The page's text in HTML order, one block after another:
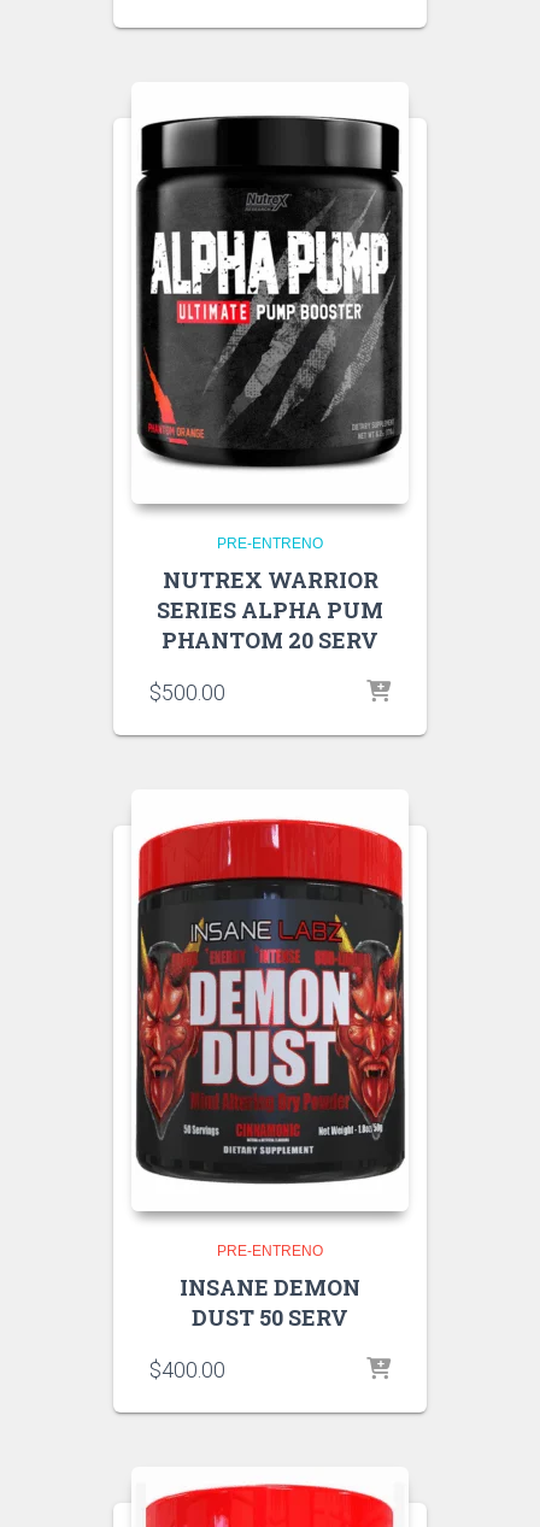
PRE-ENTRENO
NUTREX WARRIOR
SERIES ALPHA PUM
PHANTOM 20 SERV
$500.00
PRE-ENTRENO
INSANE DEMON
DUST 50 SERV
$400.00